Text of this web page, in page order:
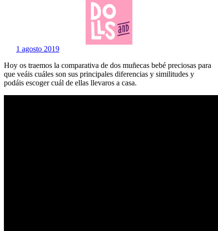
1 agosto 2019
Hoy os traemos la comparativa de dos muñecas bebé preciosas para
que veáis cuáles son sus principales diferencias y similitudes y
podáis escoger cuál de ellas llevaros a casa.